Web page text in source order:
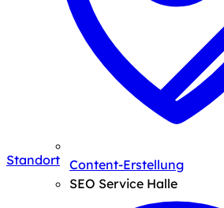
Content-Erstellung
SEO Service Halle
Standort